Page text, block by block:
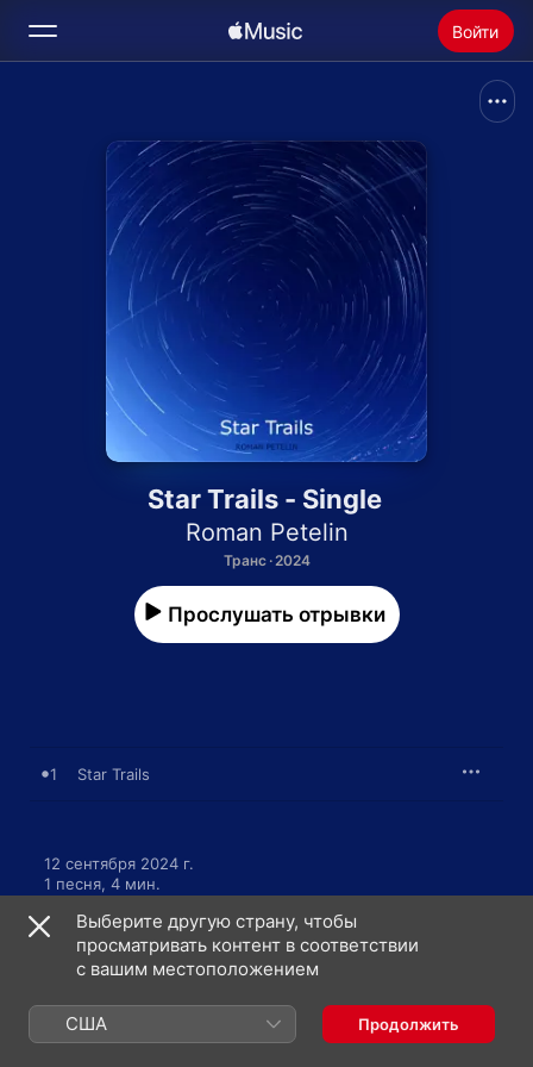
Войти
Главная
Установить Apple Music
Star Trails - Single
Roman Petelin
Транс · 2024
Прослушать отрывки
1 Star Trails
12 сентября 2024 г.
1 песня, 4 мин.
Roman Petelin: еще
Выберите другую страну, чтобы
просматривать контент в соответствии
с вашим местоположением
США Продолжить